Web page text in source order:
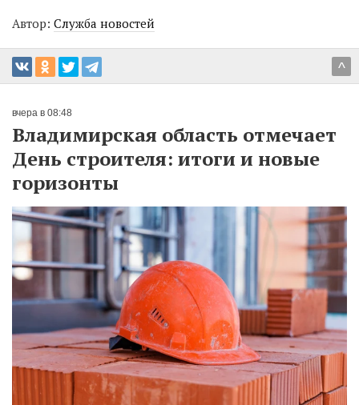
Автор: Служба новостей
^
вчера в 08:48
Владимирская область отмечает
День строителя: итоги и новые
горизонты